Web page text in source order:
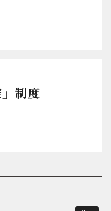
制度